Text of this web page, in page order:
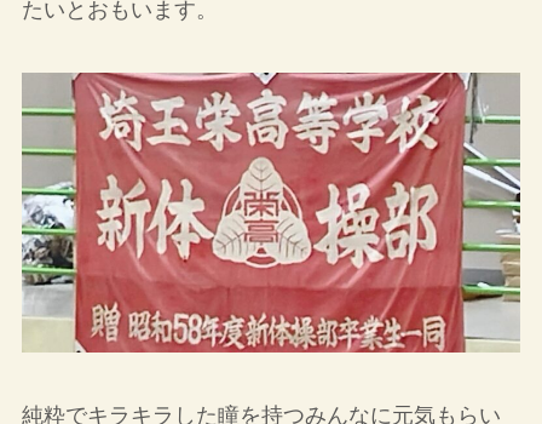
たいとおもいます。
純粋でキラキラした瞳を持つみんなに元気もらい